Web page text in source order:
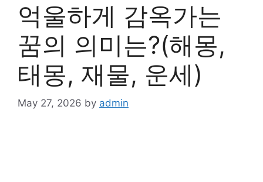
억울하게 감옥가는
꿈의 의미는?(해몽,
태몽, 재물, 운세)
May 27, 2026 by admin